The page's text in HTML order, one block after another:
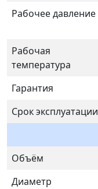
Рабочее давление
Рабочая
температура
Гарантия
Срок эксплуатации
Объём
Диаметр